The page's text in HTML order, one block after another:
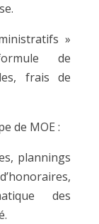
»
de
frais de
de MOE :
plannings
des